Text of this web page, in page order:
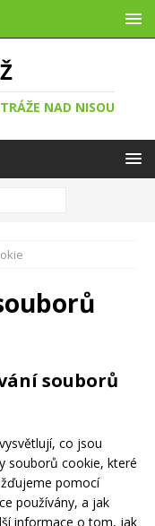
NAD NISOU
souborů
co jsou
souborů cookie, které
pomocí
používány, a jak
informace o tom, jak